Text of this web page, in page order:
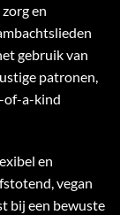
en
gebruik van
patronen,
of-a-kind
en
vegan
bij een bewuste